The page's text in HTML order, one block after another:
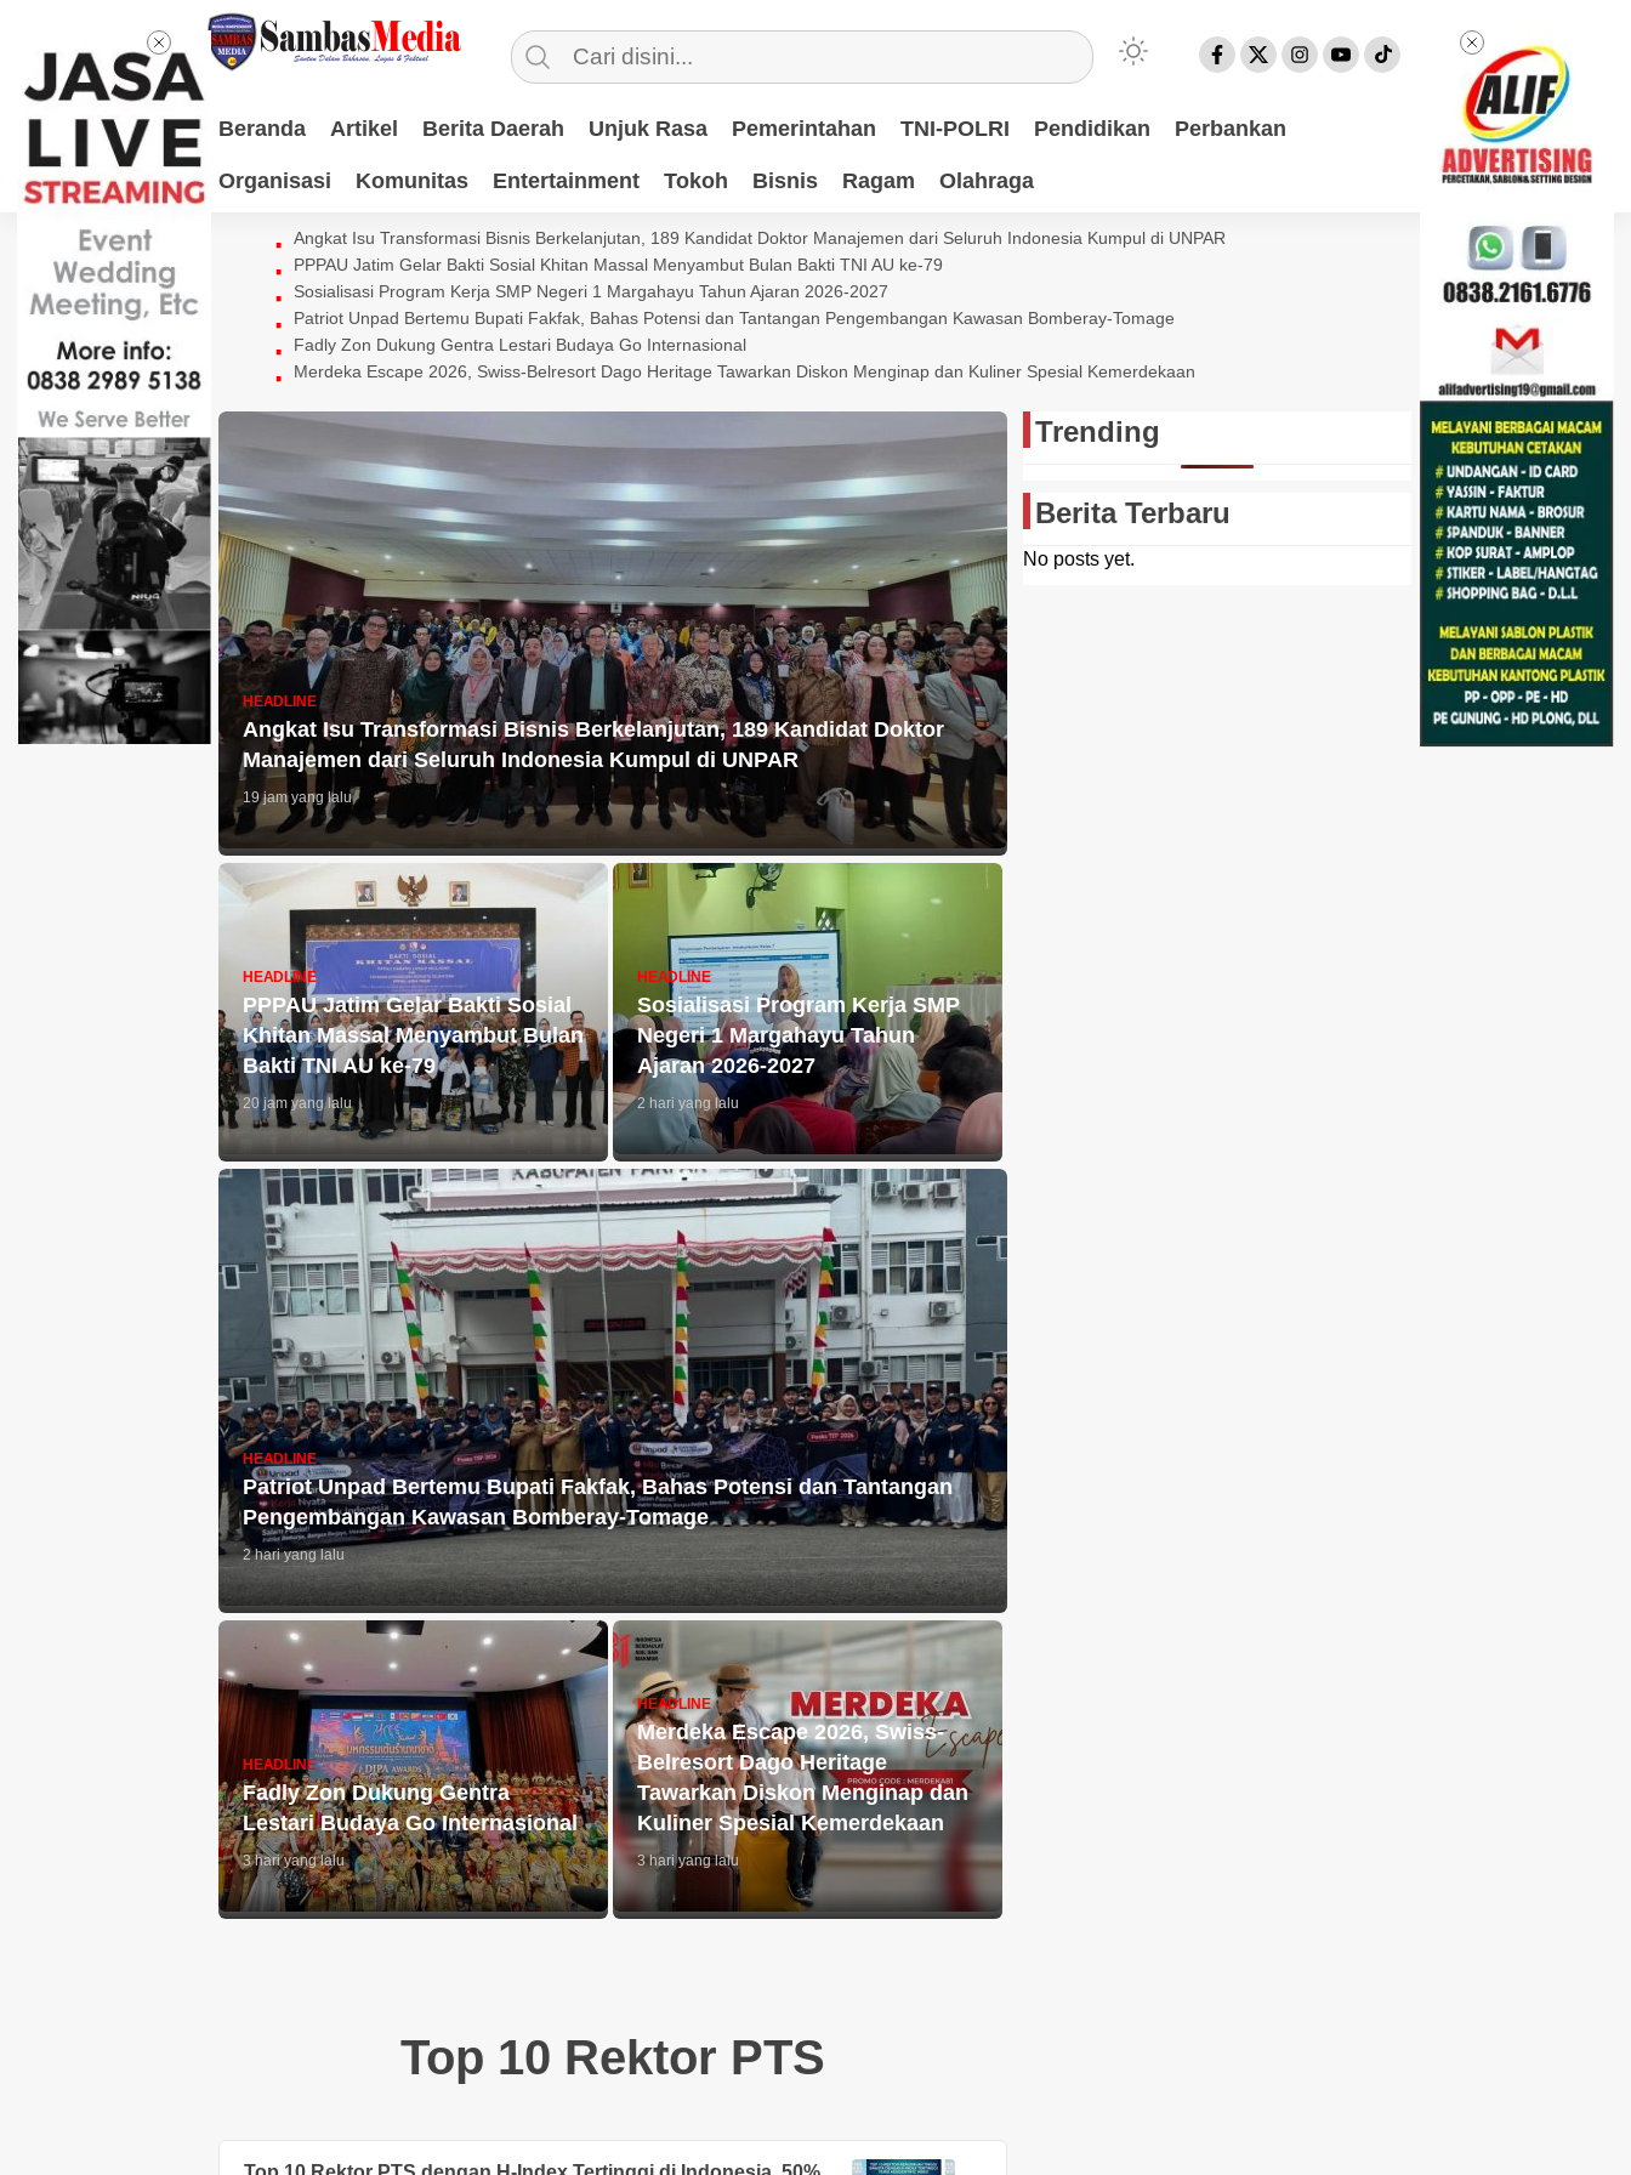
Beranda Artikel Berita Daerah Unjuk Rasa Pemerintahan TNI-POLRI Pendidikan Perbankan
Organisasi Komunitas Entertainment Tokoh Bisnis Ragam Olahraga
Angkat Isu Transformasi Bisnis Berkelanjutan, 189 Kandidat Doktor Manajemen dari Seluruh Indonesia Kumpul di UNPAR
PPPAU Jatim Gelar Bakti Sosial Khitan Massal Menyambut Bulan Bakti TNI AU ke-79
Sosialisasi Program Kerja SMP Negeri 1 Margahayu Tahun Ajaran 2026-2027
Patriot Unpad Bertemu Bupati Fakfak, Bahas Potensi dan Tantangan Pengembangan Kawasan Bomberay-Tomage
Fadly Zon Dukung Gentra Lestari Budaya Go Internasional
Merdeka Escape 2026, Swiss-Belresort Dago Heritage Tawarkan Diskon Menginap dan Kuliner Spesial Kemerdekaan
HEADLINE
Angkat Isu Transformasi Bisnis Berkelanjutan, 189 Kandidat Doktor
Manajemen dari Seluruh Indonesia Kumpul di UNPAR
19 jam yang lalu
HEADLINE
PPPAU Jatim Gelar Bakti Sosial
Khitan Massal Menyambut Bulan
Bakti TNI AU ke-79
20 jam yang lalu
HEADLINE
Sosialisasi Program Kerja SMP
Negeri 1 Margahayu Tahun
Ajaran 2026-2027
2 hari yang lalu
HEADLINE
Patriot Unpad Bertemu Bupati Fakfak, Bahas Potensi dan Tantangan
Pengembangan Kawasan Bomberay-Tomage
2 hari yang lalu
HEADLINE
Fadly Zon Dukung Gentra
Lestari Budaya Go Internasional
3 hari yang lalu
HEADLINE
Merdeka Escape 2026, Swiss-
Belresort Dago Heritage
Tawarkan Diskon Menginap dan
Kuliner Spesial Kemerdekaan
3 hari yang lalu
Top 10 Rektor PTS
Trending
Berita Terbaru
No posts yet.